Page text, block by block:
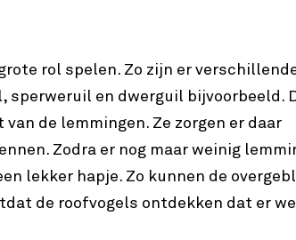
rol spelen. Zo zijn er
sperweruil en dwerguil bijvoorbeeld.
de lemmingen. Ze zorgen er daar
Zodra er nog maar weinig
lekker hapje. Zo kunnen de
de roofvogels ontdekken dat er